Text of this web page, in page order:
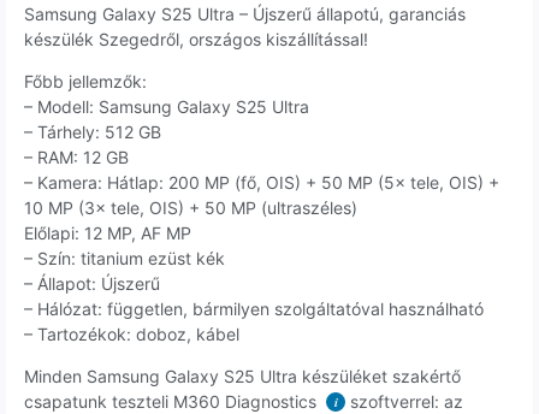
Samsung Galaxy S25 Ultra – Újszerű állapotú, garanciás
készülék Szegedről, országos kiszállítással!
Főbb jellemzők:
– Modell: Samsung Galaxy S25 Ultra
– Tárhely: 512 GB
– RAM: 12 GB
– Kamera: Hátlap: 200 MP (fő, OIS) + 50 MP (5× tele, OIS) +
10 MP (3× tele, OIS) + 50 MP (ultraszéles)
Előlapi: 12 MP, AF MP
– Szín: titanium ezüst kék
– Állapot: Újszerű
– Hálózat: független, bármilyen szolgáltatóval használható
– Tartozékok: doboz, kábel
Minden Samsung Galaxy S25 Ultra készüléket szakértő
csapatunk teszteli M360 Diagnostics
i
szoftverrel: az